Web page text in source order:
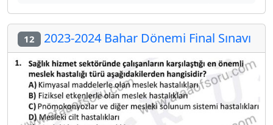
12 2023-2024 Bahar Dönemi Final Sınavı